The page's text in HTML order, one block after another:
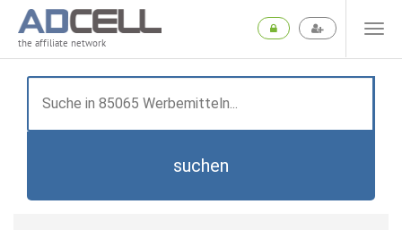
the affiliate network
suchen